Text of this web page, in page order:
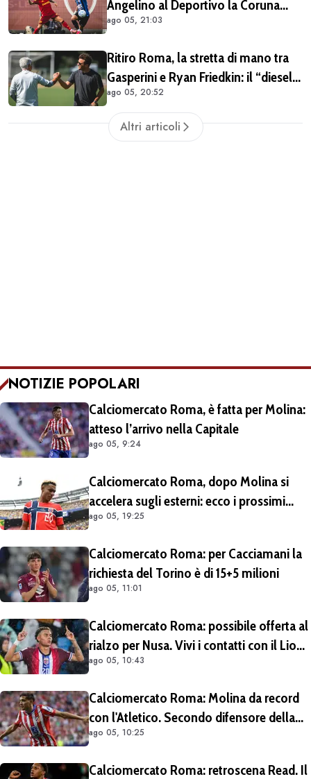
Angelino al Deportivo la Coruna
(COMUNICATO)
ago 05, 21:03
Ritiro Roma, la stretta di mano tra
Gasperini e Ryan Friedkin: il “diesel”
giallorosso ha iniziato a ingranare
ago 05, 20:52
Altri articoli
NOTIZIE POPOLARI
Calciomercato Roma, è fatta per Molina:
atteso l’arrivo nella Capitale
ago 05, 9:24
Calciomercato Roma, dopo Molina si
accelera sugli esterni: ecco i prossimi
obiettivi
ago 05, 19:25
Calciomercato Roma: per Cacciamani la
richiesta del Torino è di 15+5 milioni
ago 05, 11:01
Calciomercato Roma: possibile offerta al
rialzo per Nusa. Vivi i contatti con il Lione
per Fofana
ago 05, 10:43
Calciomercato Roma: Molina da record
con l'Atletico. Secondo difensore della
Liga per gol e assist nelle ultime 4
ago 05, 10:25
Calciomercato Roma: retroscena Read. Il